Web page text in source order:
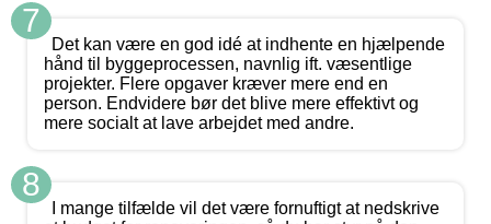
7
Det kan være en god idé at indhente en hjælpende
hånd til byggeprocessen, navnlig ift. væsentlige
projekter. Flere opgaver kræver mere end en
person. Endvidere bør det blive mere effektivt og
mere socialt at lave arbejdet med andre.
8
I mange tilfælde vil det være fornuftigt at nedskrive